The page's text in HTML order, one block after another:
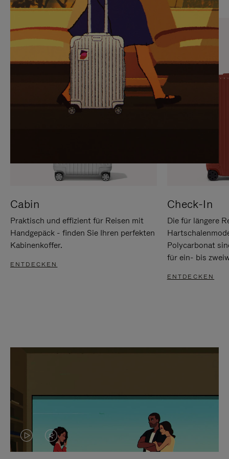
SIE,
UM
ANZUHALTEN
AUFHEBEN
DER
STUMMSCHALTUNG
Cabin
Praktisch und effizient für Reisen mit
Handgepäck - finden Sie Ihren perfekten
Kabinenkoffer.
ENTDECKEN
Check-In
Die für längere
Polycarbonat
für ein- bis
ENTDECKEN
DASVIDEO